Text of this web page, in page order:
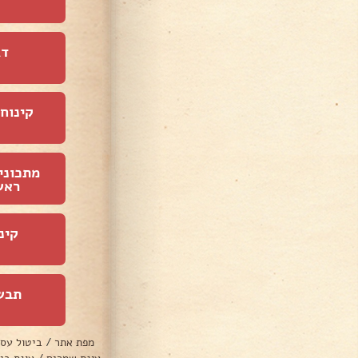
מפת אתר / ביטול